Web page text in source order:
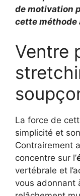
de motivation
cette méthode
Ventre
La force de
simplicité et
Contrairement
concentre sur l’
vertébrale et
vous adonnant